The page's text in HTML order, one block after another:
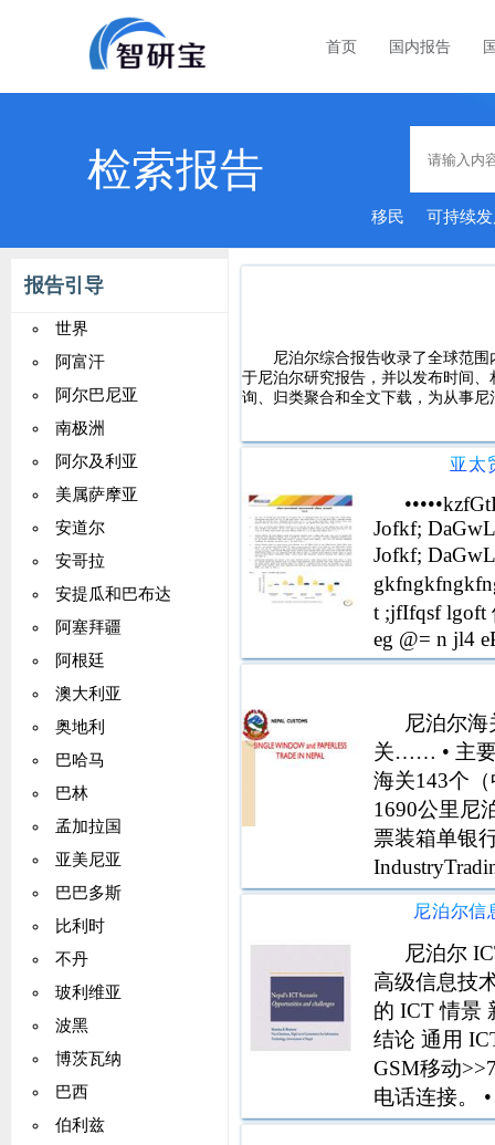
首页 国内报告
检索报告
移民 可持续
报告引导
世界
阿富汗
阿尔巴尼亚
南极洲
阿尔及利亚
美属萨摩亚
安道尔
安哥拉
安提瓜和巴布达
阿塞拜疆
阿根廷
澳大利亚
奥地利
巴哈马
巴林
孟加拉国
亚美尼亚
巴巴多斯
比利时
不丹
玻利维亚
波黑
博茨瓦纳
巴西
伯利兹
尼泊尔综合报告收录了全球范
于尼泊尔研究报告，并以发布时间
询、归类聚合和全文下载，为从事
亚太
Jofkf;
Jofkf;
t ;jfIfqsf lgoft
eg @= n jl4
;flx jif gkfnsf
xsf lyof lrq
sf8 ) nfv
g kToIf jblzs
Pl;of kzfGt
Gfkfndf
xof 。 ;g @)
qmdzM @
sDkgLx?n
aflxlPsf
cfkmgf eG;f
Ifqsf cf;t
cf;t @= xsf
xsf gkfnsf
率），h;n
eG;f bnfO
lrq 。 gkfnn
尼泊尔
关…… • 主要
海关143个
1690公里尼
票装箱单银
NEPAL
易出口发票
尼泊尔
高级信息技
的 ICT 情景
结论 通用
GSM移动
电话连接。
越 E